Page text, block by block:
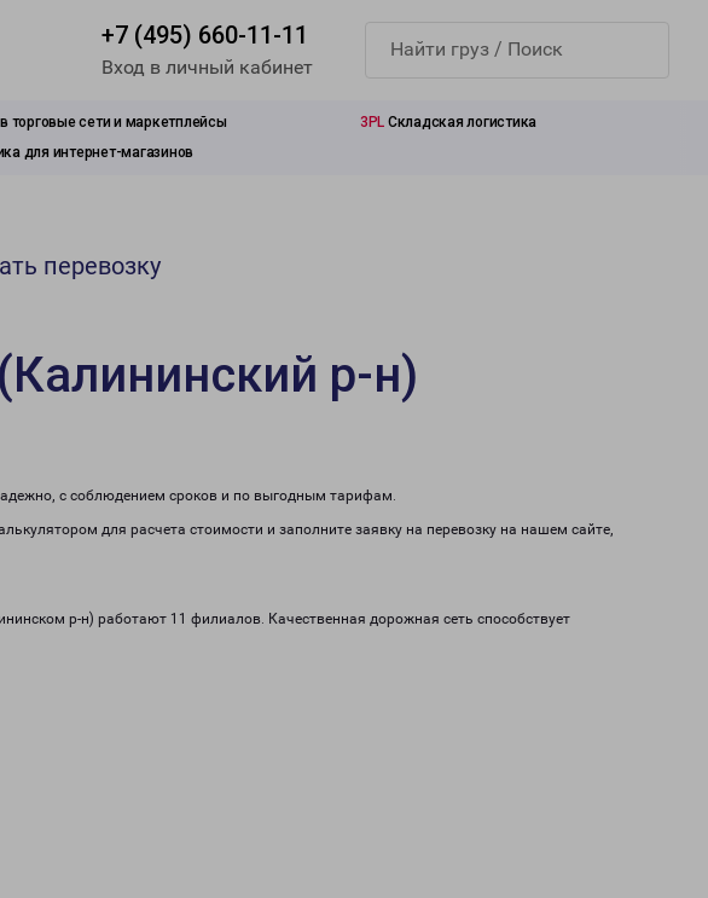
+7 (495) 660-11-11
Вход в личный кабинет
торговые сети и маркетплейсы 3PL Складская логистика
для интернет-магазинов
перевозку
р-н)
с соблюдением сроков и по выгодным тарифам.
для расчета стоимости и заполните заявку на перевозку на нашем сайте,
р-н) работают 11 филиалов. Качественная дорожная сеть способствует